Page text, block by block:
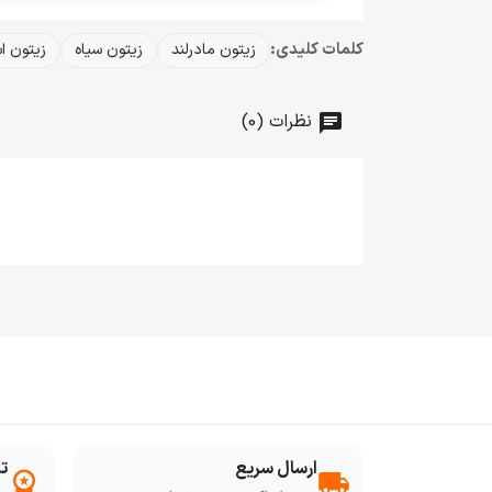
کلمات کلیدی: زیتون مادرلند زیتون سیاه زیتون
نظرات (0)
local_shippingارسال سریع workspace_premium